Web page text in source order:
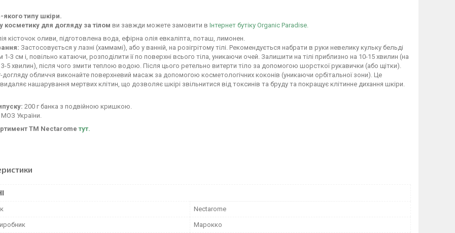
типу шкіри.
косметику для догляду за тілом ви завжди можете замовити в Інтернет бутіку Organic Paradise.
кісточок оливи, підготовлена ​​вода, ефірна олія евкаліпта, поташ, лимонен.
Застосовується у лазні (хаммамі), або у ванній, на розігрітому тілі. Рекомендується набрати в руки невелику кульку бельді
1-3 см і, повільно катаючи, розподілити її по поверхні всього тіла, уникаючи очей. Залишити на тілі приблизно на 10-15 хвилин (на
3-5 хвилин), після чого змити теплою водою. Після цього ретельно витерти тіло за допомогою шорсткої рукавички (або щітки).
догляду обличчя виконайте поверхневий масаж за допомогою косметологічних коконів (уникаючи орбітальної зони). Це
нашарування мертвих клітин, що дозволяє шкірі звільнитися від токсинів та бруду та покращує клітинне дихання шкіри.
200 г банка з подвійною кришкою.
України.
ТМ Nectaromeтут.
Nectarome
Марокко